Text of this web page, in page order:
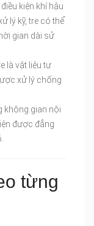
kiện khí hậu
lý kỹ, tre có thể
gian dài sử
là vật liệu tự
xử lý chống
không gian nội
được đẳng
từng